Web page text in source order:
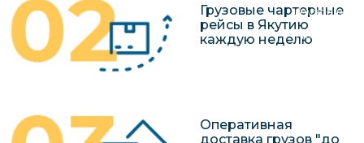
грузов в
Перевозка
Грузовые чартерные
рейсы в Якутию
каждую неделю
Оперативная
доставка грузов "до